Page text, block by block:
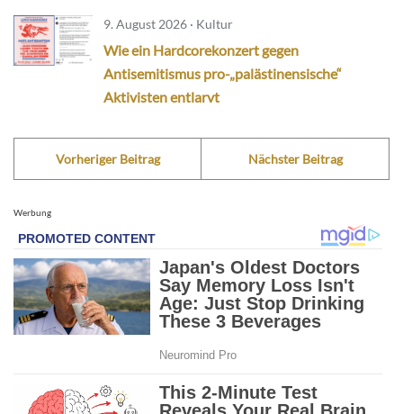
9. August 2026 · Kultur
Wie ein Hardcorekonzert gegen
Antisemitismus pro-„palästinensische“
Aktivisten entlarvt
Vorheriger Beitrag Nächster Beitrag
Werbung